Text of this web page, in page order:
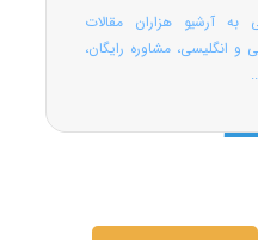
به آرشیو هزاران مقالات
انگلیسی، مشاوره رایگان،